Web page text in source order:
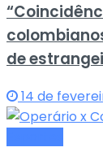
de
14 de